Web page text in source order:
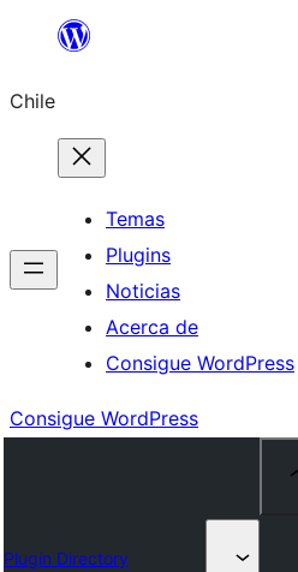
Saltar
contenido
Chile
Temas
Plugins
Noticias
Acerca de
Consigue WordPress
Consigue WordPress
Plugin Directory